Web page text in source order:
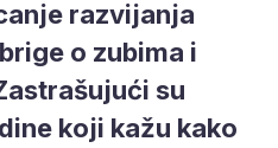
razvijanja
o zubima i
su
koji kažu kako